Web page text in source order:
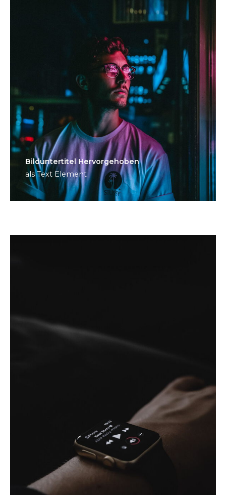
Bild­unter­titel Hervorgehoben
als Text Element